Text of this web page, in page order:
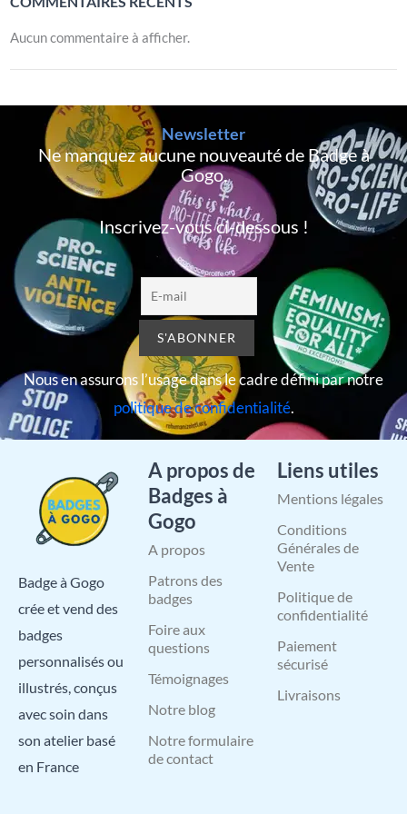
Aucun commentaire à afficher.
Newsletter
Ne manquez aucune nouveauté de Badge à
Gogo,
Inscrivez-vous ci-dessous !
Nous en assurons l’usage dans le cadre défini par notre
politique de confidentialité.
Badge à Gogo
crée et vend des
badges
personnalisés ou
illustrés, conçus
avec soin dans
son atelier basé
en France
A propos de
Badges à
Gogo
A propos
Patrons des
badges
Foire aux
questions
Témoignages
Notre blog
Notre formulaire
de contact
Liens utiles
Mentions légales
Conditions
Générales de
Vente
Politique de
confidentialité
Paiement
sécurisé
Livraisons